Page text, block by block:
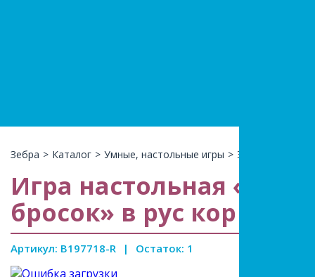
Зебра > Каталог > Умные, настольные игры > Эрудиция,
Игра настольная
бросок» в рус кор
Артикул: B197718-R | Остаток: 1